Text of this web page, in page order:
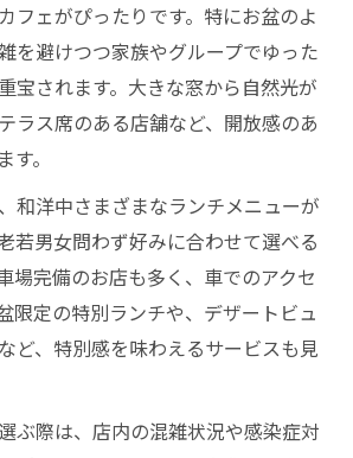
フェがぴったりです。特にお盆のよ
を避けつつ家族やグループでゆった
宝されます。大きな窓から自然光が
ラス席のある店舗など、開放感のあ
。
和洋中さまざまなランチメニューが
若男女問わず好みに合わせて選べる
場完備のお店も多く、車でのアクセ
限定の特別ランチや、デザートビュ
ど、特別感を味わえるサービスも見
ぶ際は、店内の混雑状況や感染症対